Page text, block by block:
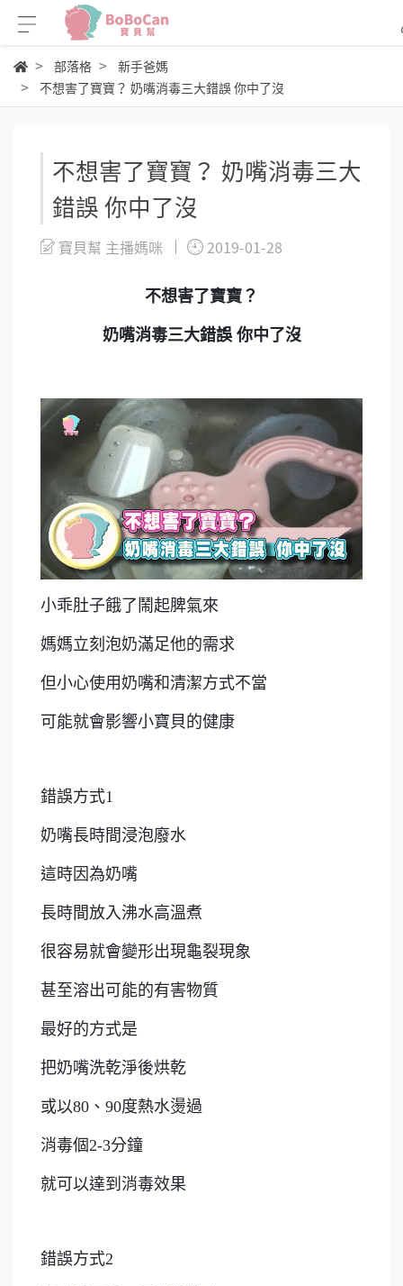
部落格
新手爸媽
不想害了寶寶？ 奶嘴消毒三大錯誤 你中了沒
不想害了寶寶？ 奶嘴消毒三大
錯誤 你中了沒
寶貝幫 主播媽咪 2019-01-28
不想害了寶寶？
奶嘴消毒三大錯誤 你中了沒
小乖肚子餓了鬧起脾氣來
媽媽立刻泡奶滿足他的需求
但小心使用奶嘴和清潔方式不當
可能就會影響小寶貝的健康
錯誤方式1
奶嘴長時間浸泡廢水
這時因為奶嘴
長時間放入沸水高溫煮
很容易就會變形出現龜裂現象
甚至溶出可能的有害物質
最好的方式是
把奶嘴洗乾淨後烘乾
或以80、90度熱水燙過
消毒個2-3分鐘
就可以達到消毒效果
錯誤方式2